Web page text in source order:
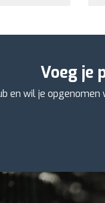
Voeg je
en wil je